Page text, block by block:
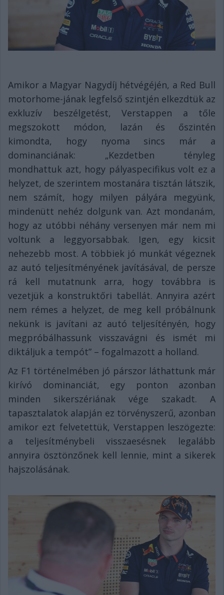
Amikor a Magyar Nagydíj hétvégéjén, a Red Bull
motorhome-jának legfelső szintjén elkezdtük az
exkluzív beszélgetést, Verstappen a tőle
megszokott módon, lazán és őszintén
kimondta, hogy nyoma sincs már a
dominanciának: „Kezdetben tényleg
mondhattuk azt, hogy pályaspecifikus volt ez a
helyzet, de szerintem mostanára tisztán látszik,
nem számít, hogy milyen pályára megyünk,
mindenütt nehéz dolgunk van. Azt mondanám,
hogy az utóbbi néhány versenyen már nem mi
voltunk a leggyorsabbak. Igen, egy kicsit
nehezebb most. A többiek jó munkát végeznek
az autó teljesítményének javításával, de persze
rá kell mutatnunk arra, hogy továbbra is
vezetjük a konstruktőri tabellát. Annyira azért
nem rémes a helyzet, de meg kell próbálnunk
nekünk is javítani az autó teljesítényén, hogy
megpróbálhassunk visszavágni és ismét mi
diktáljuk a tempót” – fogalmazott a holland.
Az F1 történelmében jó párszor láthattunk már
kirívó dominanciát, egy ponton azonban
minden sikerszériának vége szakadt. A
tapasztalatok alapján ez törvényszerű, azonban
amikor ezt felvetettük, Verstappen leszögezte:
a teljesítménybeli visszaesésnek legalább
annyira ösztönzőnek kell lennie, mint a sikerek
hajszolásának.